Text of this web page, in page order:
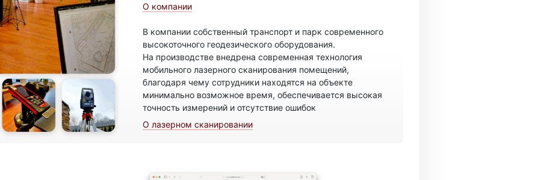
О компании
В компании собственный транспорт и парк современного
высокоточного геодезического оборудования.
На производстве внедрена современная технология
мобильного лазерного сканирования помещений,
благодаря чему сотрудники находятся на объекте
минимально возможное время, обеспечивается высокая
точность измерений и отсутствие ошибок
О лазерном сканировании